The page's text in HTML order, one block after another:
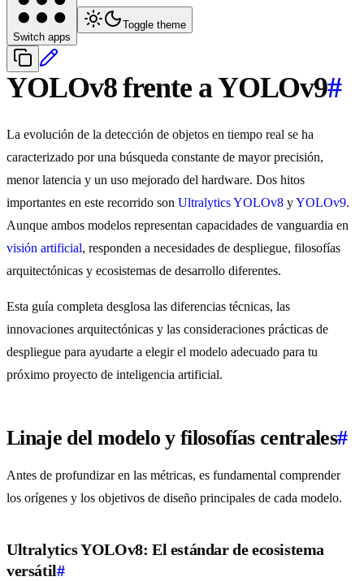
Switch apps
Toggle theme
YOLOv8 frente a YOLOv9#
La evolución de la detección de objetos en tiempo real se ha
caracterizado por una búsqueda constante de mayor precisión,
menor latencia y un uso mejorado del hardware. Dos hitos
importantes en este recorrido son Ultralytics YOLOv8 yYOLOv9.
Aunque ambos modelos representan capacidades de vanguardia en
visión artificial, responden a necesidades de despliegue, filosofías
arquitectónicas y ecosistemas de desarrollo diferentes.
Esta guía completa desglosa las diferencias técnicas, las
innovaciones arquitectónicas y las consideraciones prácticas de
despliegue para ayudarte a elegir el modelo adecuado para tu
próximo proyecto de inteligencia artificial.
Linaje del modelo y filosofías centrales#
Antes de profundizar en las métricas, es fundamental comprender
los orígenes y los objetivos de diseño principales de cada modelo.
Ultralytics YOLOv8: El estándar de ecosistema
versátil#